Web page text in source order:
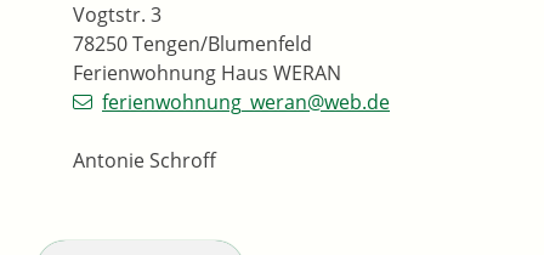
Ferienwohnung Haus WERAN
Vogtstr. 3
78250Tengen/Blumenfeld
ferienwohnung_weran@web.de
Antonie Schroff